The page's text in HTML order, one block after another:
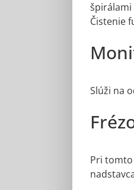
špirálami
Čistenie
Slúži na
Pri